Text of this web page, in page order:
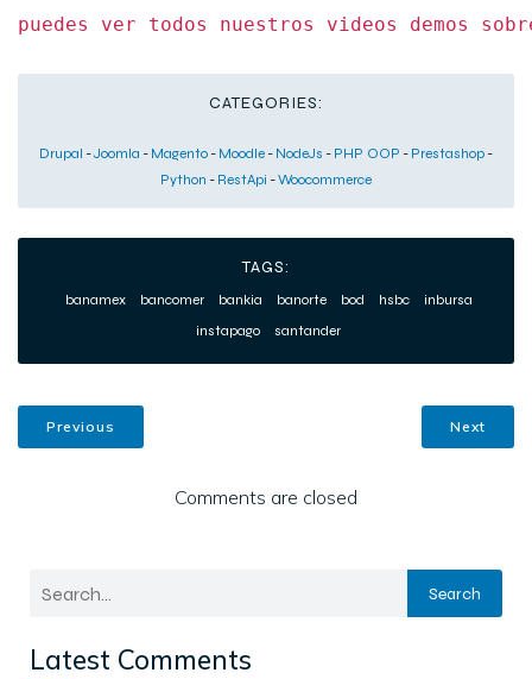
puedes ver todos nuestros videos demos
CATEGORIES:
Drupal -Joomla - Magento - Moodle - NodeJs - PHP OOP - Prestashop -
Python - RestApi -Woocommerce
TAGS:
banamex bancomer bankia banorte bod hsbc
inbursa
instapago
santander
Previous Next
Comments are closed
Search
Latest Comments